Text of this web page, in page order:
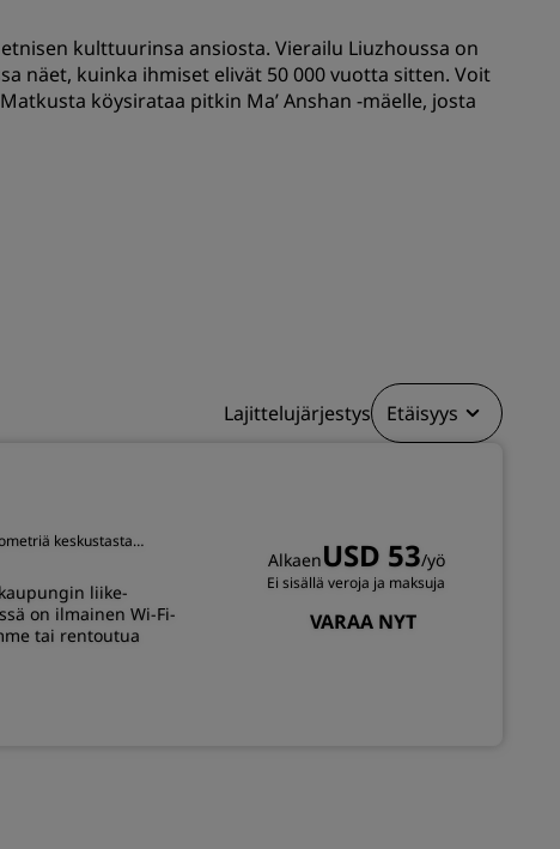
Keskustan hotellit
Käy blogissamme
kulttuurinsa ansiosta. Vierailu Liuzhoussa on
näet, kuinka ihmiset elivät 50 000 vuotta sitten. Voit
köysirataa pitkin Ma’ Anshan -mäelle, josta
Lajittelujärjestys Etäisyys
keskustasta
liike-
on ilmainen Wi-Fi-
tai rentoutua
AlkaenUSD 53/yö
Ei sisällä veroja ja maksuja
VARAA NYT